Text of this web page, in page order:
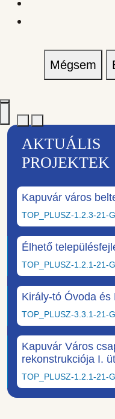
Mégsem
AKTUÁLIS
PROJEKTEK
Kapuvár város
TOP_PLUSZ-1.2.3-21-
Élhető
TOP_PLUSZ-1.2.1-21-
Király-tó Óvoda
TOP_PLUSZ-3.3.1-21-
Kapuvár Város
rekonstrukciója I.
TOP_PLUSZ-1.2.1-21-